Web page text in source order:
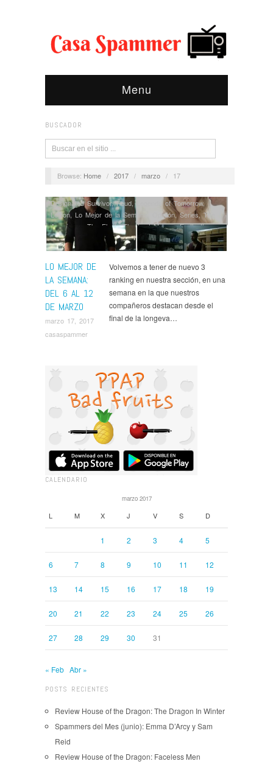
Menu
BUSCADOR
Browse: Home / 2017 / marzo / 17
LO MEJOR DE
LA SEMANA:
DEL 6 AL 12
DE MARZO
marzo 17, 2017
casaspammer
Designated Survivor,Feud, Legends of Tomorrow,
Legion, Lo Mejor de la Semana Opinión,Series,The
Americans
The Flash,The Last Man on Earth,the
Magicians
The Vampire Diaries
Volvemos a tener de nuevo 3
ranking en nuestra sección, en una
semana en la que nuestros
compañeros destacan desde el
final de la longeva…
CALENDARIO
marzo 2017
L M X J V S D
1 2 3 4 5
6 7 8 9 10 11 12
13 14 15 16 17 18 19
20 21 22 23 24 25 26
27 28 29 30 31
« Feb Abr »
POSTS RECIENTES
Review House of the Dragon: The Dragon In Winter
Spammers del Mes (junio): Emma D’Arcy y Sam
Reid
Review House of the Dragon: Faceless Men